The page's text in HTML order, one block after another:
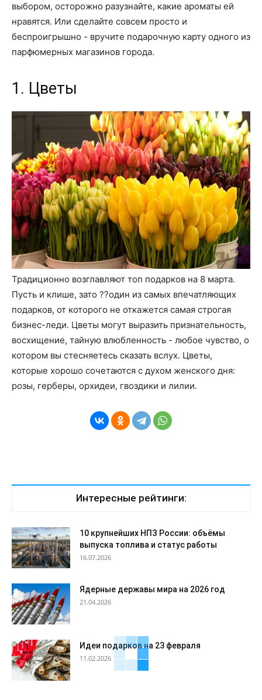
выбором, осторожно разузнайте, какие ароматы ей
нравятся. Или сделайте совсем просто и
беспроигрышно - вручите подарочную карту одного из
парфюмерных магазинов города.
1. Цветы
Традиционно возглавляют топ подарков на 8 марта.
Пусть и клише, зато ??один из самых впечатляющих
подарков, от которого не откажется самая строгая
бизнес-леди. Цветы могут выразить признательность,
восхищение, тайную влюбленность - любое чувство, о
котором вы стесняетесь сказать вслух. Цветы,
которые хорошо сочетаются с духом женского дня:
розы, герберы, орхидеи, гвоздики и лилии.
Интересные рейтинги:
10 крупнейших НПЗ России: объёмы
выпуска топлива и статус работы
16.07.2026
Ядерные державы мира на 2026 год
21.04.2026
Идеи подарков на 23 февраля
11.02.2026